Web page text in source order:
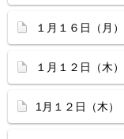
１月１６日（月
１月１２日（木
1月１２日（木